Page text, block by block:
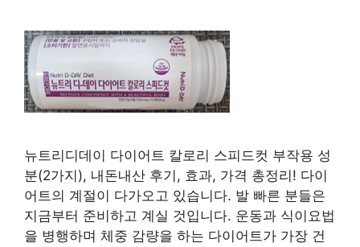
뉴트리디데이 다이어트 칼로리 스피드컷 부작용 성
분(2가지), 내돈내산 후기, 효과, 가격 총정리! 다이
어트의 계절이 다가오고 있습니다. 발 빠른 분들은
지금부터 준비하고 계실 것입니다. 운동과 식이요법
을 병행하며 체중 감량을 하는 다이어트가 가장 건